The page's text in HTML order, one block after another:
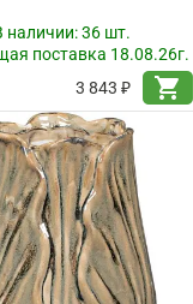
наличии:36 шт.
поставка 18.08.26г.
3 843 ₽
shopping_cart